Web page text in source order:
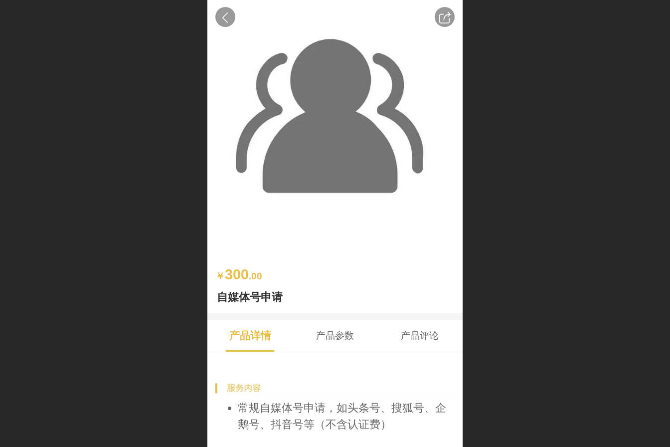
￥300.00
自媒体号申请
产品详情 产品参数 产品评论
常规自媒体号申请，如头条号、搜狐号、企
鹅号、抖音号等（不含认证费）